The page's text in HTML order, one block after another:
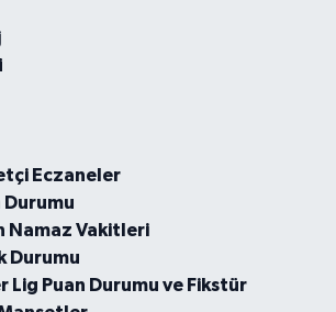
Eczaneler
Durumu
Namaz Vakitleri
Durumu
Lig Puan Durumu ve Fikstür